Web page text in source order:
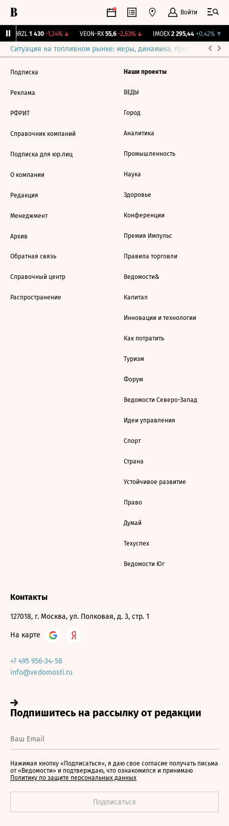
Войти
BRZL 1 430 -1,24%↓ VEON-RX 55,6 -2,63%↓ IMOEX 2 295,44 +0,42%↑
Ситуация на топливном рынке: меры, динамика, прогнозы
Подписка
Реклама
РФРИТ
Справочник компаний
Подписка для юр.лиц
О компании
Редакция
Менеджмент
Архив
Обратная связь
Справочный центр
Распространение
Наши проекты
ВЕДЫ
Город
Аналитика
Промышленность
Наука
Здоровье
Конференции
Премия Импульс
Правила торговли
Ведомости&
Капитал
Инновации и технологии
Как потратить
Туризм
Форум
Ведомости Северо-Запад
Идеи управления
Спорт
Страна
Устойчивое развитие
Право
Думай
Техуспех
Ведомости Юг
Контакты
127018, г. Москва, ул. Полковая, д. 3, стр. 1
На карте
+7 495 956-34-58
info@vedomosti.ru
Нажимая кнопку «Подписаться», я даю свое согласие получать письма
от «Ведомости» и подтверждаю, что ознакомился и принимаю
Политику по защите персональных данных